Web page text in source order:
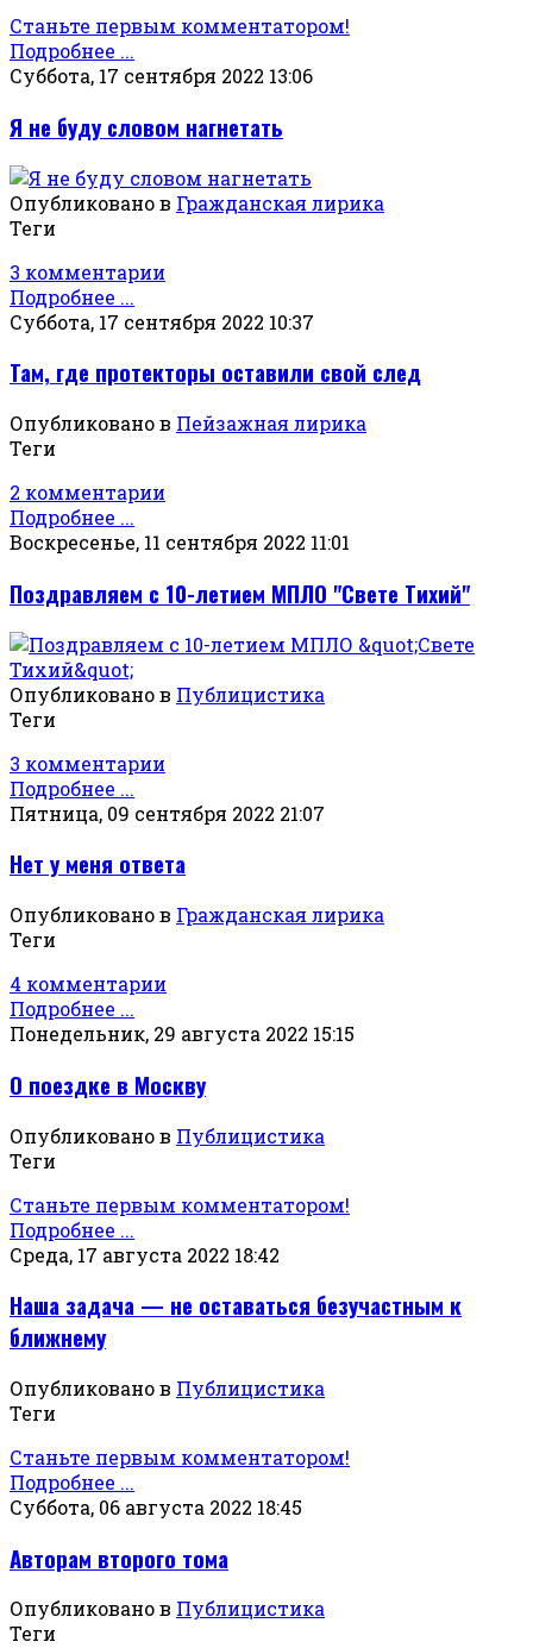
Станьте первым комментатором!
Подробнее ...
Суббота, 17 сентября 2022 13:06
Я не буду словом нагнетать
Опубликовано в Гражданская лирика
Теги
3 комментарии
Подробнее ...
Суббота, 17 сентября 2022 10:37
Там, где протекторы оставили свой след
Опубликовано в Пейзажная лирика
Теги
2 комментарии
Подробнее ...
Воскресенье, 11 сентября 2022 11:01
Поздравляем с 10-летием МПЛО "Свете Тихий"
Опубликовано в Публицистика
Теги
3 комментарии
Подробнее ...
Пятница, 09 сентября 2022 21:07
Нет у меня ответа
Опубликовано в Гражданская лирика
Теги
4 комментарии
Подробнее ...
Понедельник, 29 августа 2022 15:15
О поездке в Москву
Опубликовано в Публицистика
Теги
Станьте первым комментатором!
Подробнее ...
Среда, 17 августа 2022 18:42
Наша задача — не оставаться безучастным к
ближнему
Опубликовано в Публицистика
Теги
Станьте первым комментатором!
Подробнее ...
Суббота, 06 августа 2022 18:45
Авторам второго тома
Опубликовано в Публицистика
Теги